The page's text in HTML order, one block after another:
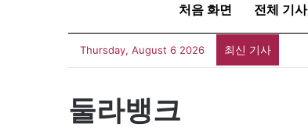
처음 화면 전체 기사
Thursday, August 6 2026 최신 기사
둘라뱅크